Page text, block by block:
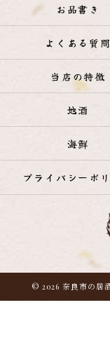
お品書き
よくある質問
当店の特徴
地酒
海鮮
プライバシーポ
© 2026 奈良市の居